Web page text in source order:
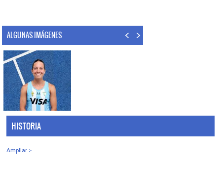
ALGUNAS IMÁGENES
HISTORIA
Ampliar >